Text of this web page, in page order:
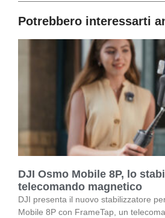
Potrebbero interessarti
DJI Osmo Mobile 8P, lo
telecomando magnetico
DJI presenta il nuovo stabilizzatore
Mobile 8P con FrameTap, un